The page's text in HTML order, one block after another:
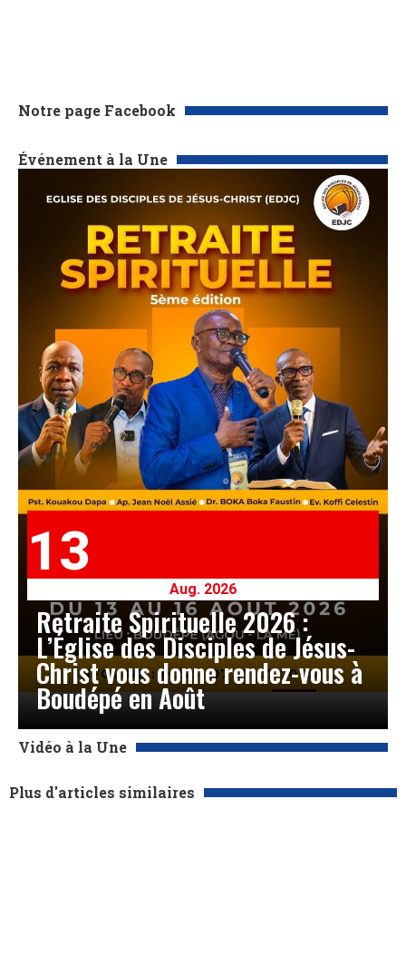
Notre page Facebook
Événement à la Une
13
Aug. 2026
Retraite Spirituelle 2026 :
L’Église des Disciples de Jésus-
Christ vous donne rendez-vous à
Boudépé en Août
Vidéo à la Une
Plus d'articles similaires